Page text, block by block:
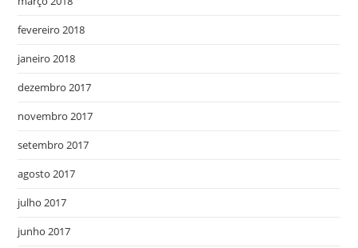
fevereiro 2018
janeiro 2018
dezembro 2017
novembro 2017
setembro 2017
agosto 2017
julho 2017
junho 2017